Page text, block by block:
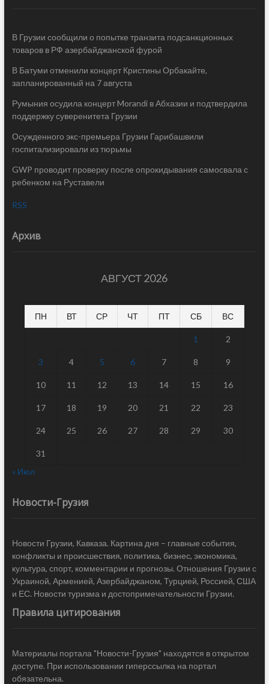
В Грузии сообщили о попытке транзита подсанкционных
товаров в РФ азербайджанской фурой
В Батуми отменили концерт Кристины Орбакайте,
запланированный на 7 августа
Румыния осудила концерт Morandi в Абхазии и подтвердила
поддержку суверенитета Грузии
Осужденного экс-премьера Грузии Гарибашвили
госпитализировали из тюрьмы
GWP проводит проверку после опрокидывания самосвала с
ребенком на Руставели
RSS
Архив
АВГУСТ 2026
ПН ВТ СР ЧТ ПТ СБ ВС
1 2
3 4 5 6 7 8 9
10 11 12 13 14 15 16
17 18 19 20 21 22 23
24 25 26 27 28 29 30
31
« Июл
Новости-Грузия
Новости Грузии, Кавказа. Картина дня – главные события,
конфликты и происшествия, политика, бизнес, экономика,
культура, спорт, комментарии и прогнозы. Отношения Грузии с
Украиной, Арменией, Азербайджаном, Турцией, Россией, США
и ЕС. Новости туризма и достопримечательности Грузии.
Правила цитирования
Материалы портала "Новости-Грузия" находятся в открытом
доступе. При использовании гиперссылка на портал
обязательна.